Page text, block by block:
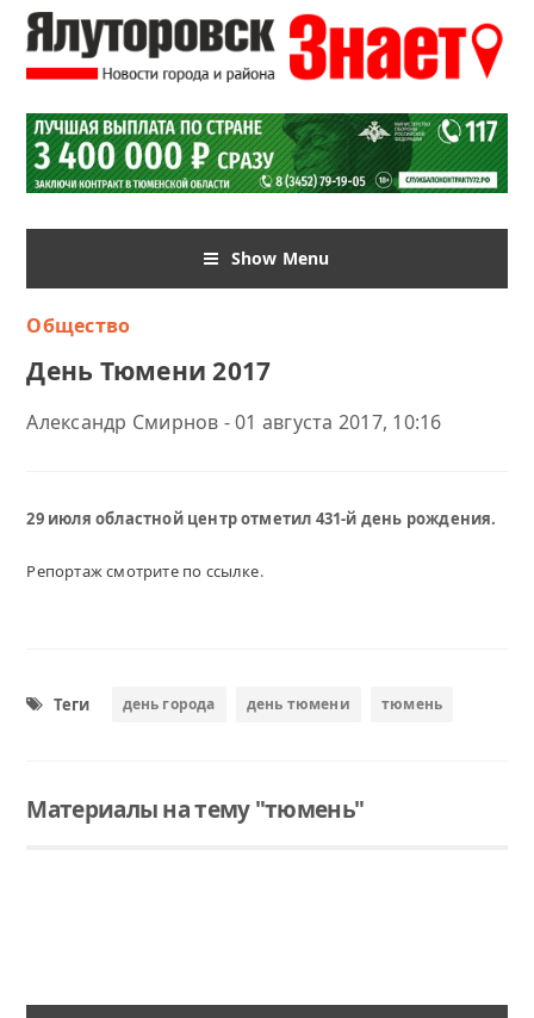
Show Menu
Общество
День Тюмени 2017
Александр Смирнов - 01 августа 2017, 10:16
29 июля областной центр отметил 431-й день рождения.
Репортаж смотрите по ссылке.
Теги день города день тюмени тюмень
Материалы на тему "тюмень"